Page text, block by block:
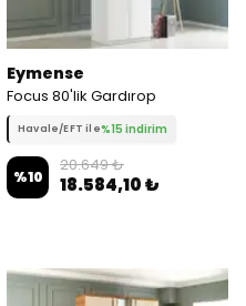
Eymense
Focus 80'lik Gardırop
Havale/EFT ile%15 indirim
%10
20.649 ₺
18.584,10 ₺